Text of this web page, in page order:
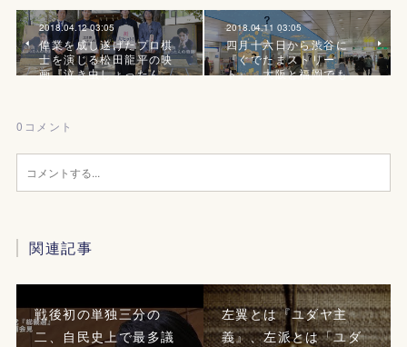
2018.04.12 03:05
偉業を成し遂げたプロ棋
士を演じる松田龍平の映
画『泣き虫しょったん…
2018.04.11 03:05
四月十六日から渋谷に
『ぐでたまストリー
ト』、大阪と福岡でも
0 コメント
関連記事
戦後初の単独三分の
二、自民史上で最多議
左翼とは『ユダヤ主
義』、左派とは「ユダ